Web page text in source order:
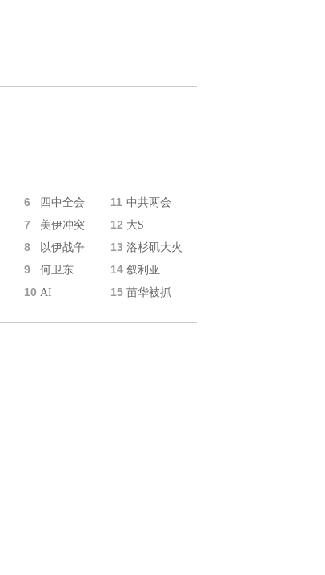
6 四中全会 11 中共两会
7 美伊冲突 12 大S
8 以伊战争 13 洛杉矶大火
9 何卫东 14 叙利亚
10 AI 15 苗华被抓